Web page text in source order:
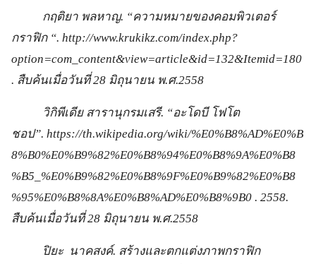
กฤติยา พลหาญ. “ความหมายของคอมพิวเตอร์
กราฟิก “. http://www.krukikz.com/index.php?
option=com_content&view=article&id=132&Itemid=180
. สืบค้นเมื่อวันที่ 28 มิถุนายน พ.ศ.2558
วิกิพีเดีย สารานุกรมเสรี. “อะโดบี โฟโต
ชอป”. https://th.wikipedia.org/wiki/%E0%B8%AD%E0%B
8%B0%E0%B9%82%E0%B8%94%E0%B8%9A%E0%B8
%B5_%E0%B9%82%E0%B8%9F%E0%B9%82%E0%B8
%95%E0%B8%8A%E0%B8%AD%E0%B8%9B0 . 2558.
สืบค้นเมื่อวันที่ 28 มิถุนายน พ.ศ.2558
ปิยะ นาคสงค์. สร้างและตกแต่งภาพกราฟิก